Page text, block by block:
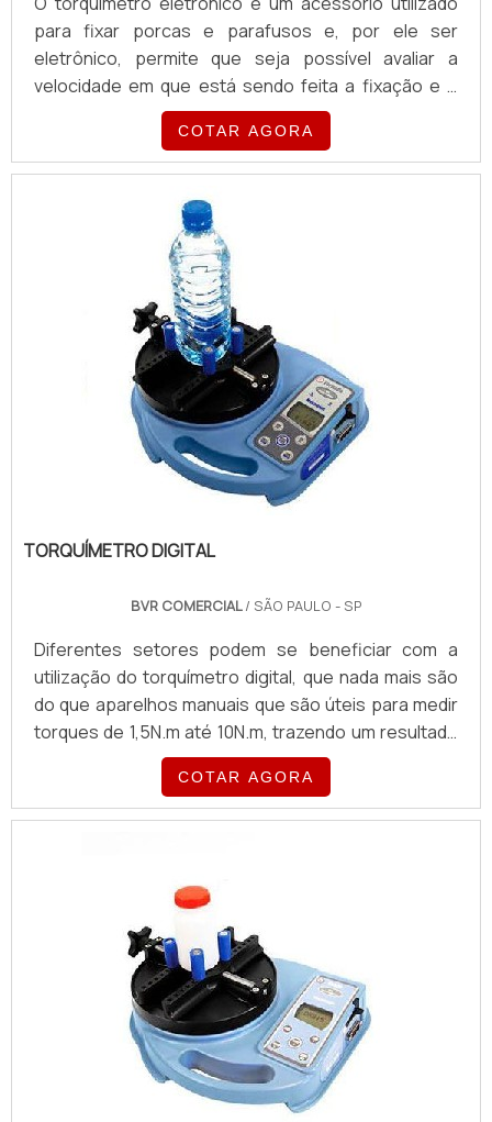
para fixar porcas e parafusos e, por ele ser
eletrônico, permite que seja possível avaliar a
velocidade em que está sendo feita a fixação e o
estabelecimento do limite para parar. A utilização
dos torquímetros eletrônicos é feita em diferentes
setores, pois proporciona diversos benefícios aos
usuários, como por exemplo resultados precisos e
funcionais em todas as suas aplicações.O PRODUT...
COTAR AGORA
TORQUÍMETRO DIGITAL
BVR COMERCIAL/ SÃO PAULO - SP
Diferentes setores podem se beneficiar com a
utilização do torquímetro digital, que nada mais são
do que aparelhos manuais que são úteis para medir
torques de 1,5N.m até 10N.m, trazendo um resultado
preciso e funcional em todas as suas aplicações.
Por conta disso, esse produto é largamente
utilizado pelos setores industriais que podem contar
COTAR AGORA